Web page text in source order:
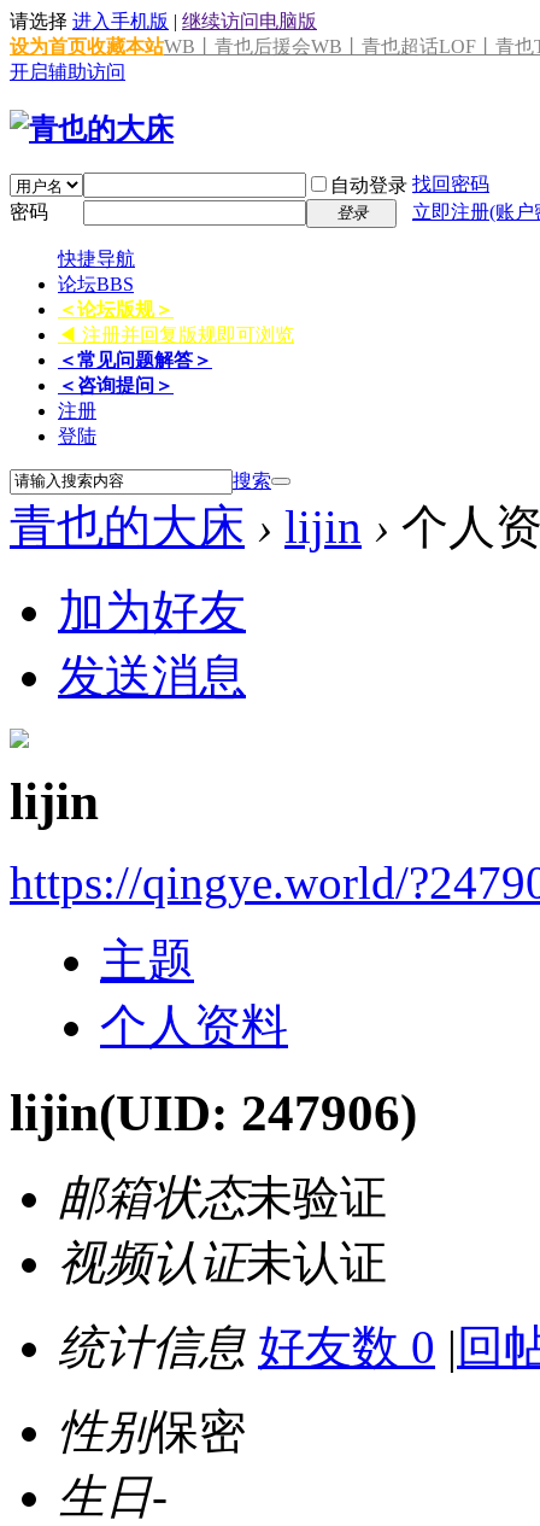
请选择 进入手机版 | 继续访问电脑版
设为首页收藏本站WB丨青也后援会WB丨青也超话LOF丨青也
开启辅助访问
自动登录 找回密码
密码
登录 立即注册(账
快捷导航
论坛BBS
＜论坛版规＞
◀ 注册并回复版规即可浏览
＜常见问题解答＞
＜咨询提问＞
注册
登陆
搜索
青也的大床 › lijin › 个人
加为好友
发送消息
lijin
https://qingye.world/
主题
个人资料
lijin(UID: 247906)
邮箱状态未验证
视频认证未认证
统计信息 好友数 0 | 回
性别保密
生日-